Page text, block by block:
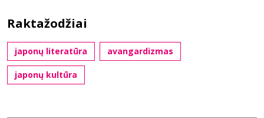
Raktažodžiai
japonų literatūra avangardizmas
japonų kultūra